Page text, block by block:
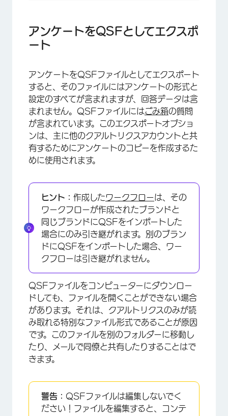
アンケートをQSFとしてエクスポ
ート
アンケートをQSFファイルとしてエクスポート
すると、そのファイルにはアンケートの形式と
設定のすべてが含まれますが、回答データは含
まれません。QSFファイルにはごみ箱の質問
が含まれています。このエクスポートオプショ
ンは、主に他のクアルトリクスアカウントと共
有するためにアンケートのコピーを作成するた
めに使用されます。
ヒント： 作成したワークフローは、その
ワークフローが作成されたブランドと
同じブランドにQSFをインポートした
場合にのみ引き継がれます。別のブラン
ドにQSFをインポートした場合、ワー
クフローは引き継がれません。
QSFファイルをコンピューターにダウンロー
ドしても、ファイルを開くことができない場合
があります。それは、クアルトリクスのみが読
み取れる特別なファイル形式であることが原因
です。このファイルを別のフォルダーに移動し
たり、メールで同僚と共有したりすることはで
きます。
警告： QSFファイルは編集しないでく
ださい！ファイルを編集すると、コンテ